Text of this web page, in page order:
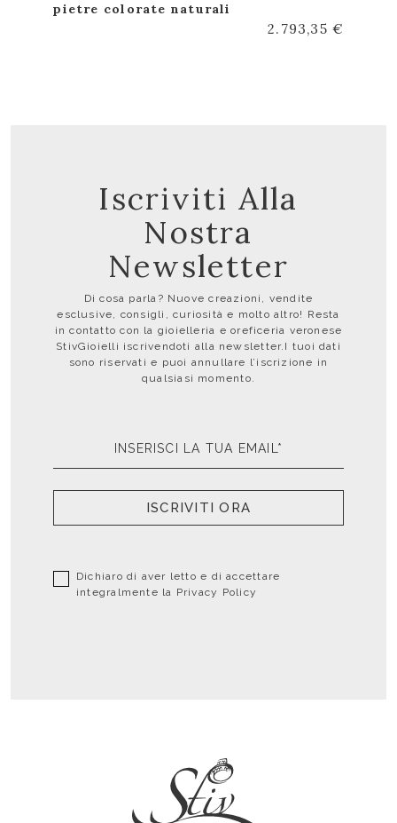
pietre colorate naturali
2.793,35 €
Iscriviti Alla
Nostra
Newsletter
Di cosa parla? Nuove creazioni, vendite
esclusive, consigli, curiosità e molto altro! Resta
in contatto con la gioielleria e oreficeria veronese
StivGioielli iscrivendoti alla newsletter.I tuoi dati
sono riservati e puoi annullare l’iscrizione in
qualsiasi momento.
ISCRIVITI ORA
Dichiaro di aver letto e di accettare
integralmente la Privacy Policy